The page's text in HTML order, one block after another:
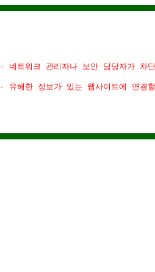
- 네트워크 관리자나 보안 담당자가 차
- 유해한 정보가 있는 웹사이트에 연결